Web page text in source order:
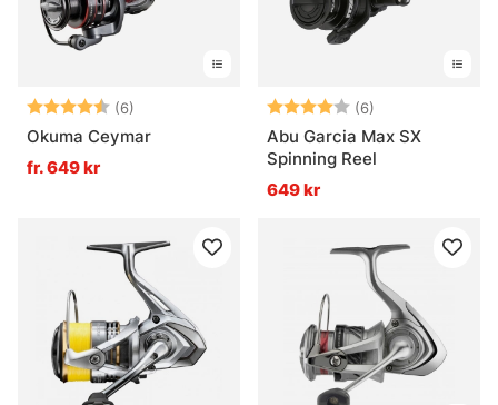
Betyg: (6)
4.3 utav 5 stjärnor
Okuma Ceymar
fr. 649 kr
Betyg: (6)
Abu Garcia Max SX
Spinning Reel
649 kr